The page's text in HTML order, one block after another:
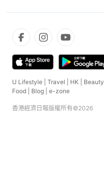
U Lifestyle Travel HK Beauty
Food
Blog e-zone
香港經濟日報版權所有©2026